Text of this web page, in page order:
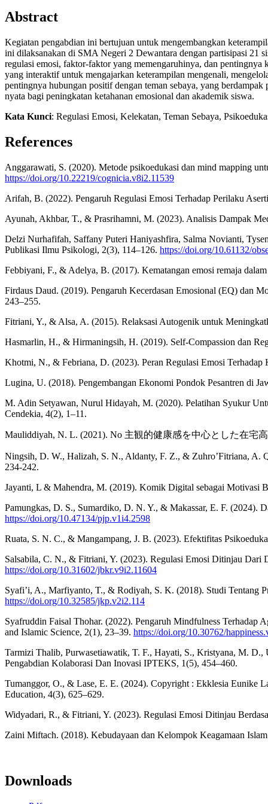
Abstract
Kegiatan pengabdian ini bertujuan untuk mengembangkan
ini dilaksanakan di SMA Negeri 2 Dewantara dengan partisipasi 21
regulasi emosi, faktor-faktor yang memengaruhinya, dan pentingnya
yang interaktif untuk mengajarkan keterampilan mengenali,
pentingnya hubungan positif dengan teman sebaya, yang
nyata bagi peningkatan ketahanan emosional dan akademik siswa.
Kata Kunci: Regulasi Emosi, Kelekatan, Teman Sebaya,
References
Anggarawati, S. (2020). Metode psikoedukasi dan mind mapping
https://doi.org/10.22219/cognicia.v8i2.11539
Arifah, B. (2022). Pengaruh Regulasi Emosi Terhadap Perilaku
Ayunah, Akhbar, T., & Prasrihamni, M. (2023). Analisis Dampak
Delzi Nurhafifah, Saffany Puteri Haniyashfira, Salma Novianti,
Publikasi Ilmu Psikologi, 2(3), 114–126. https://doi.org/10.61132/
Febbiyani, F., & Adelya, B. (2017). Kematangan emosi remaja
Firdaus Daud. (2019). Pengaruh Kecerdasan Emosional (EQ) dan
243–255.
Fitriani, Y., & Alsa, A. (2015). Relaksasi Autogenik untuk
Hasmarlin, H., & Hirmaningsih, H. (2019). Self-Compassion dan
Khotmi, N., & Febriana, D. (2023). Peran Regulasi Emosi
Lugina, U. (2018). Pengembangan Ekonomi Pondok Pesantren di
M. Adin Setyawan, Nurul Hidayah, M. (2020). Pelatihan Syukur
Cendekia, 4(2), 1–11.
Mauliddiyah, N. L. (2021). No 主観的健康感を中心とした在
Ningsih, D. W., Halizah, S. N., Aldanty, F. Z., & Zuhro’Fitriana, A.
234-242.
Jayanti, L & Mahendra, M. (2019). Komik Digital sebagai Motivasi
Pamungkas, D. S., Sumardiko, D. N. Y., & Makassar, E. F. (2024).
https://doi.org/10.47134/pjp.v1i4.2598
Ruata, S. N. C., & Mangampang, J. B. (2023). Efektifitas
Salsabila, C. N., & Fitriani, Y. (2023). Regulasi Emosi Ditinjau Dari
https://doi.org/10.31602/jbkr.v9i2.11604
Syafi’i, A., Marfiyanto, T., & Rodiyah, S. K. (2018). Studi Tentang
https://doi.org/10.32585/jkp.v2i2.114
Syafruddin Faisal Thohar. (2022). Pengaruh Mindfulness Terhadap
and Islamic Science, 2(1), 23–39. https://doi.org/10.30762/
Tarmizi Thalib, Purwasetiawatik, T. F., Hayati, S., Kristyana, M. D.,
Pengabdian Kolaborasi Dan Inovasi IPTEKS, 1(5), 454–460.
Tumanggor, O., & Lase, E. E. (2024). Copyright : Ekklesia Eunike
Education, 4(3), 625–629.
Widyadari, R., & Fitriani, Y. (2023). Regulasi Emosi Ditinjau
Zaini Miftach. (2018). Kebudayaan dan Kelompok Keagamaan
Downloads